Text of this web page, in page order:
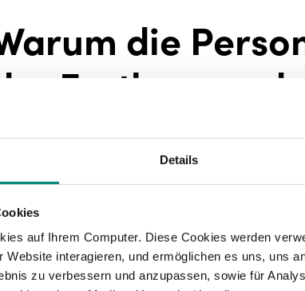
Details
auf Ihrem Computer. Diese Cookies werden
interagieren, und ermöglichen es uns, uns
zu verbessern und anzupassen, sowie für
die
der Festlegung der
sollte
Die heutige Wirtschaft entwickelt sich rasant
erfordert, um den
ist die Einbindung der
Bedeutung. Jede